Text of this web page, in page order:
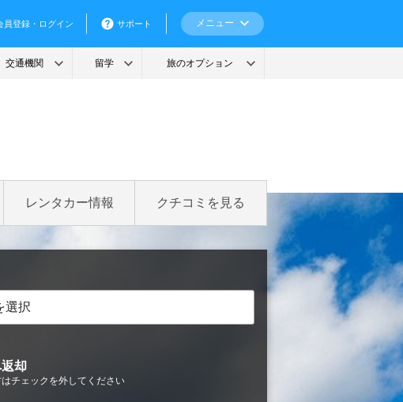
レンタカー情報 クチコミを見る
選択
却
チェックを外してください